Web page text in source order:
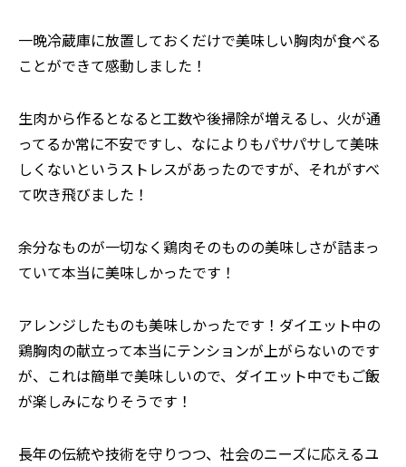
一晩冷蔵庫に放置しておくだけで美味しい胸肉が食べる
ことができて感動しました！
生肉から作るとなると工数や後掃除が増えるし、火が通
ってるか常に不安ですし、なによりもパサパサして美味
しくないというストレスがあったのですが、それがすべ
て吹き飛びました！
余分なものが一切なく鶏肉そのものの美味しさが詰まっ
ていて本当に美味しかったです！
アレンジしたものも美味しかったです！ダイエット中の
鶏胸肉の献立って本当にテンションが上がらないのです
が、これは簡単で美味しいので、ダイエット中でもご飯
が楽しみになりそうです！
長年の伝統や技術を守りつつ、社会のニーズに応えるユ